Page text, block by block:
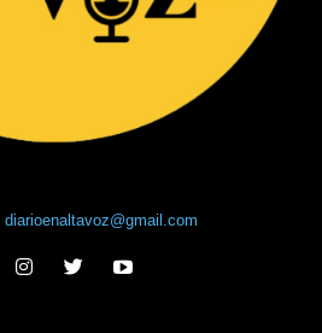
diarioenaltavoz@gmail.com